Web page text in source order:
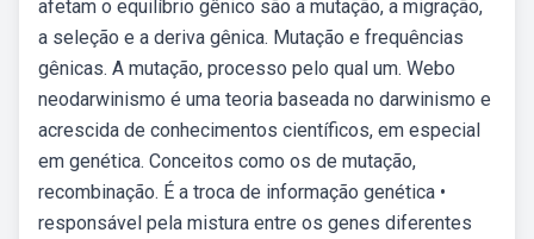
afetam o equilíbrio gênico são a mutação, a migração,
a seleção e a deriva gênica. Mutação e frequências
gênicas. A mutação, processo pelo qual um. Webo
neodarwinismo é uma teoria baseada no darwinismo e
acrescida de conhecimentos científicos, em especial
em genética. Conceitos como os de mutação,
recombinação. É a troca de informação genética •
responsável pela mistura entre os genes diferentes